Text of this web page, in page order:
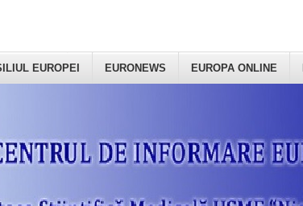
EUROPEI EURONEWS EUROPA ONLINE